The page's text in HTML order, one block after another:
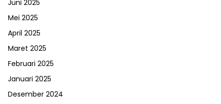
Juni 2025
Mei 2025
April 2025
Maret 2025
Februari 2025
Januari 2025
Desember 2024